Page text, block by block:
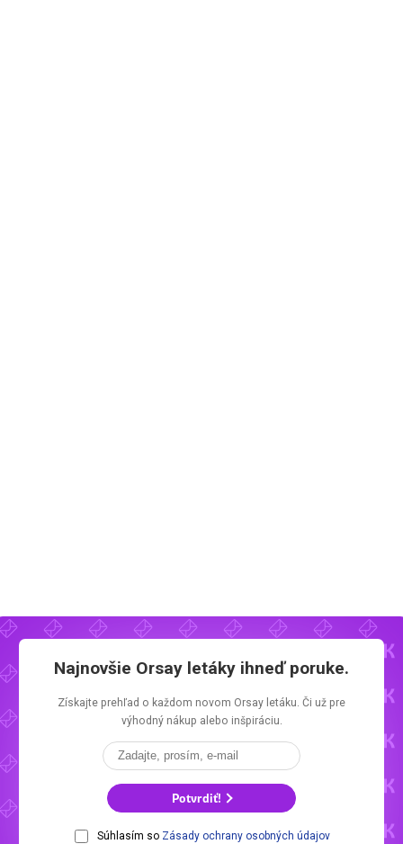
Najnovšie Orsay letáky ihneď poruke.
Získajte prehľad o každom novom Orsay letáku. Či už pre
výhodný nákup alebo inšpiráciu.
Potvrdiť!
Súhlasím so Zásady ochrany osobných údajov